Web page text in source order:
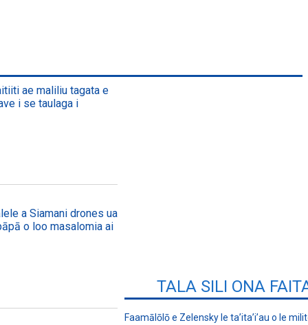
ae maliliu tagata e
i se taulaga i
a Siamani drones ua
o loo masalomia ai
TALA SILI ONA
Faamālōlō e Zelensky le ta’ita’i’au o le